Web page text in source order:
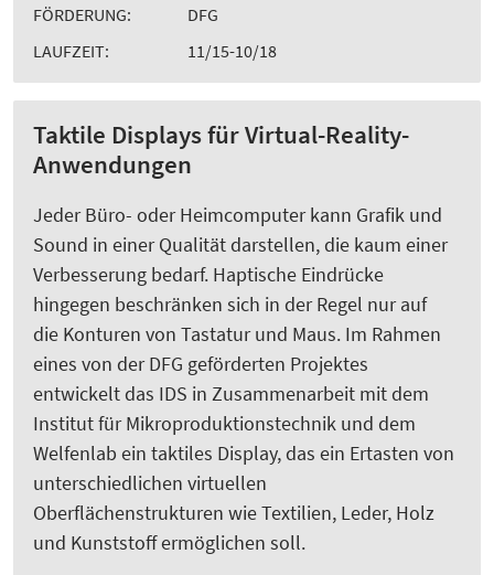
FÖRDERUNG:
DFG
LAUFZEIT:
11/15-10/18
Taktile Displays für Virtual-Reality-
Anwendungen
Jeder Büro- oder Heimcomputer kann Grafik und
Sound in einer Qualität darstellen, die kaum einer
Verbesserung bedarf. Haptische Eindrücke
hingegen beschränken sich in der Regel nur auf
die Konturen von Tastatur und Maus. Im Rahmen
eines von der DFG geförderten Projektes
entwickelt das IDS in Zusammenarbeit mit dem
Institut für Mikroproduktionstechnik und dem
Welfenlab ein taktiles Display, das ein Ertasten von
unterschiedlichen virtuellen
Oberflächenstrukturen wie Textilien, Leder, Holz
und Kunststoff ermöglichen soll.